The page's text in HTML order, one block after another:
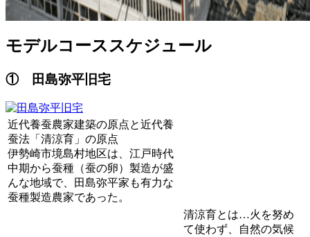
モデルコーススケジュール
① 田島弥平旧宅
近代養蚕農家建築の原点と近代養
蚕法「清涼育」の原点
伊勢崎市境島村地区は、江戸時代
中期から蚕種（蚕の卵）製造が盛
んな地域で、田島弥平家も有力な
蚕種製造農家であった。
清涼育とは…火を努め
て使わず、自然の気候